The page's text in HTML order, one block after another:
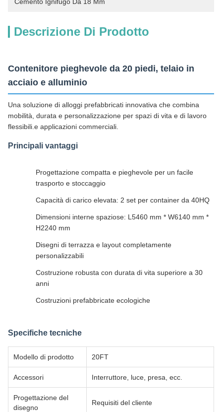
Descrizione Di Prodotto
Contenitore pieghevole da 20 piedi, telaio in
acciaio e alluminio
Una soluzione di alloggi prefabbricati innovativa che combina
mobilità, durata e personalizzazione per spazi di vita e di lavoro
flessibili.e applicazioni commerciali.
Principali vantaggi
Progettazione compatta e pieghevole per un facile
trasporto e stoccaggio
Capacità di carico elevata: 2 set per container da 40HQ
Dimensioni interne spaziose: L5460 mm * W6140 mm *
H2240 mm
Disegni di terrazza e layout completamente
personalizzabili
Costruzione robusta con durata di vita superiore a 30
anni
Costruzioni prefabbricate ecologiche
Specifiche tecniche
Modello di prodotto 20FT
Accessori Interruttore, luce, presa, ecc.
Progettazione del
disegno
Requisiti del cliente